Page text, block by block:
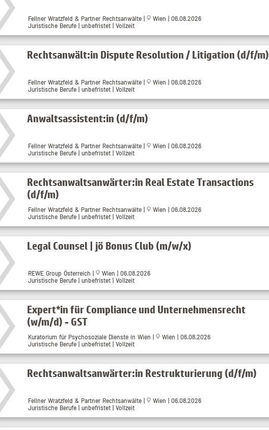
Fellner Wratzfeld & Partner Rechtsanwälte |
Wien | 06.08.2026
Juristische Berufe | unbefristet | Vollzeit
Rechtsanwält:in Dispute Resolution / Litigation (d/f/m)
Fellner Wratzfeld & Partner Rechtsanwälte |
Wien | 06.08.2026
Juristische Berufe | unbefristet | Vollzeit
Anwaltsassistent:in (d/f/m)
Fellner Wratzfeld & Partner Rechtsanwälte |
Wien | 06.08.2026
Juristische Berufe | unbefristet | Vollzeit
Rechtsanwaltsanwärter:in Real Estate Transactions
(d/f/m)
Fellner Wratzfeld & Partner Rechtsanwälte |
Wien | 06.08.2026
Juristische Berufe | unbefristet | Vollzeit
Legal Counsel | jö Bonus Club (m/w/x)
REWE Group Österreich |
Wien | 06.08.2026
Juristische Berufe | unbefristet | Vollzeit
Expert*in für Compliance und Unternehmensrecht
(w/m/d) - GST
Kuratorium für Psychosoziale Dienste in Wien |
Wien | 06.08.2026
Juristische Berufe | unbefristet | Vollzeit
Rechtsanwaltsanwärter:in Restrukturierung (d/f/m)
Fellner Wratzfeld & Partner Rechtsanwälte |
Wien | 06.08.2026
Juristische Berufe | unbefristet | Vollzeit